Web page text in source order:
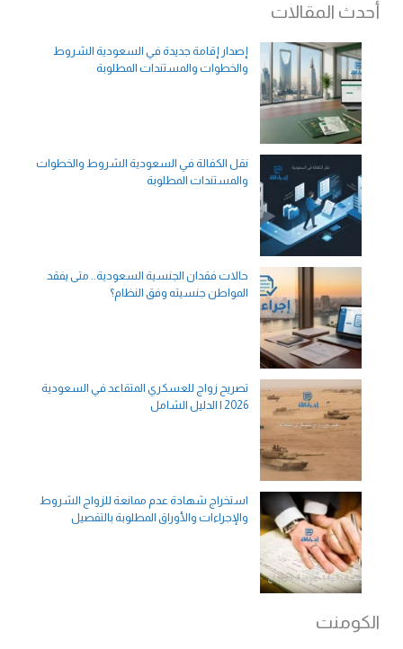
أحدث المقالات
إصدار إقامة جديدة في السعودية الشروط
والخطوات والمستندات المطلوبة
نقل الكفالة في السعودية الشروط والخطوات
والمستندات المطلوبة
حالات فقدان الجنسية السعودية.. متى يفقد
المواطن جنسيته وفق النظام؟
تصريح زواج للعسكري المتقاعد في السعودية
2026 | الدليل الشامل
استخراج شهادة عدم ممانعة للزواج الشروط
والإجراءات والأوراق المطلوبة بالتفصيل
الكومنت